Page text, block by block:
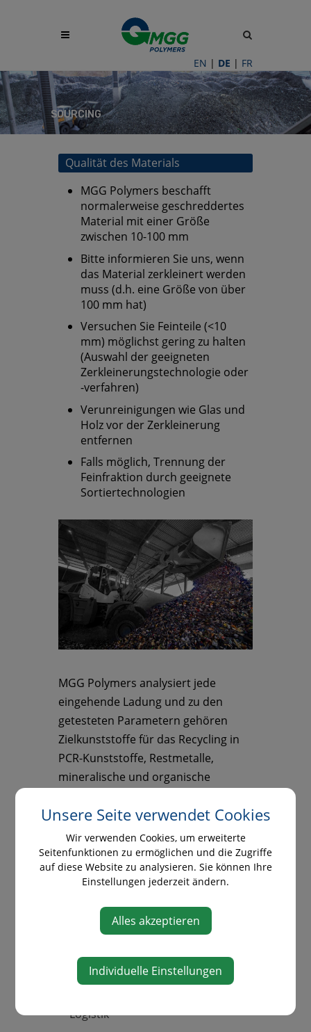
EN | DE | FR
Site
toggle
SOURCING
Qualität des Materials
MGG Polymers beschafft
normalerweise geschreddertes
Material mit einer Größe
zwischen 10-100 mm
Bitte informieren Sie uns, wenn
das Material zerkleinert werden
muss (d.h. eine Größe von über
100 mm hat)
Versuchen Sie Feinteile (<10
mm) möglichst gering zu halten
(Auswahl der geeigneten
Zerkleinerungstechnologie oder
-verfahren)
Verunreinigungen wie Glas und
Holz vor der Zerkleinerung
entfernen
Falls möglich, Trennung der
Feinfraktion durch geeignete
Sortiertechnologien
MGG Polymers analysiert jede
eingehende Ladung und zu den
getesteten Parametern gehören
Zielkunststoffe für das Recycling in
PCR-Kunststoffe, Restmetalle,
mineralische und organische
Diese Parameter definieren den
Wert des bei MGG Polymers
angelieferten Materials.
Qualität
Grenzüberschreitungen
Logistik
Unsere Seite verwendet Cookies
Wir verwenden Cookies, um erweiterte
Seitenfunktionen zu ermöglichen und die Zugriffe
auf diese Website zu analysieren. Sie können Ihre
Einstellungen jederzeit ändern.
Alles akzeptieren
Individuelle Einstellungen